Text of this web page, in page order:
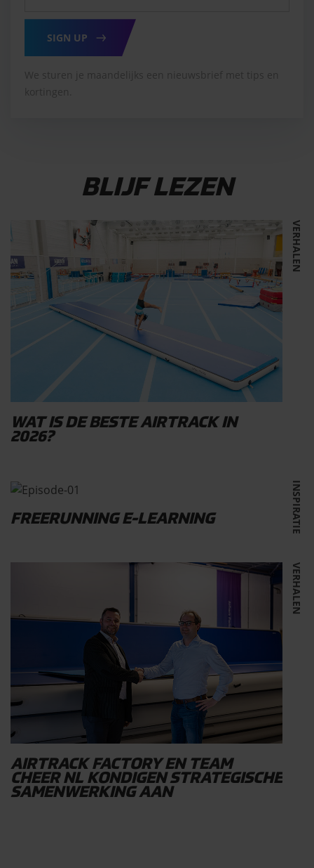
SIGN UP
We sturen je maandelijks een nieuwsbrief met tips en
kortingen.
BLIJF LEZEN
VERHALEN
WAT IS DE BESTE AIRTRACK IN
2026?
INSPIRATIE
FREERUNNING E-LEARNING
VERHALEN
AIRTRACK FACTORY EN TEAM
CHEER NL KONDIGEN STRATEGISCHE
SAMENWERKING AAN